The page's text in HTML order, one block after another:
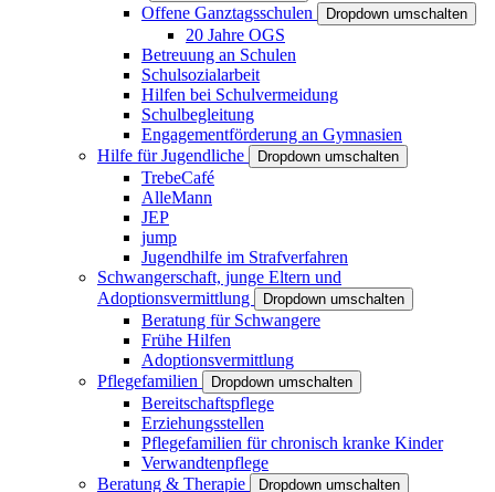
Offene Ganztagsschulen Dropdown umschalten
20 Jahre OGS
Betreuung an Schulen
Schulsozialarbeit
Hilfen bei Schulvermeidung
Schulbegleitung
Engagementförderung an Gymnasien
Hilfe für Jugendliche
Dropdown umschalten
TrebeCafé
AlleMann
JEP
jump
Jugendhilfe im Strafverfahren
Schwangerschaft, junge Eltern und
Adoptionsvermittlung
Dropdown umschalten
Beratung für Schwangere
Frühe Hilfen
Adoptionsvermittlung
Pflegefamilien
Dropdown umschalten
Bereitschaftspflege
Erziehungsstellen
Pflegefamilien für chronisch kranke Kinder
Verwandtenpflege
Beratung & Therapie
Dropdown umschalten